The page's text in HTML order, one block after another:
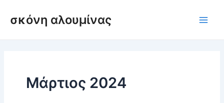
στοσκόνη αλουμίνας
Μάρτιος 2024